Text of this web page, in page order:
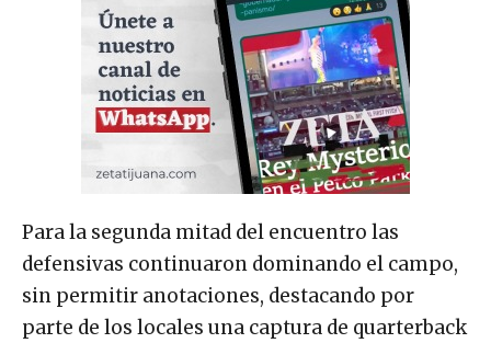
Para la segunda mitad del encuentro las
defensivas continuaron dominando el campo,
sin permitir anotaciones, destacando por
parte de los locales una captura de quarterback